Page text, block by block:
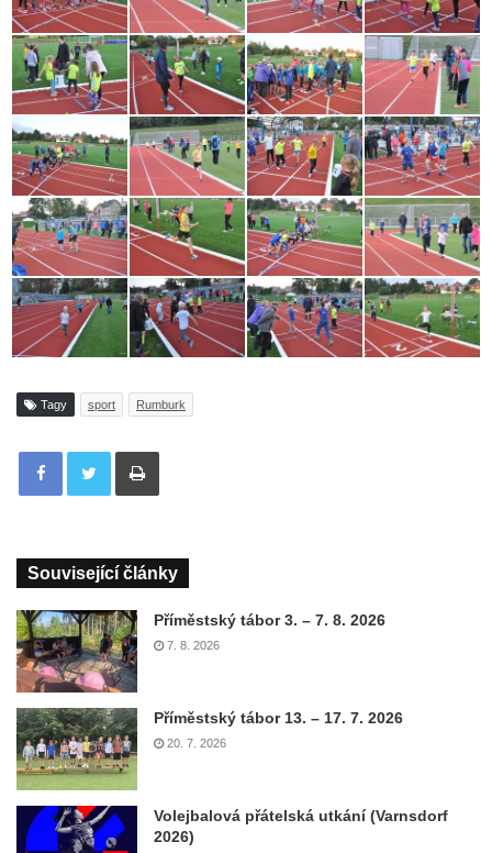
Tagy sport Rumburk
Tisknout
Související články
Příměstský tábor 3. – 7. 8. 2026
7. 8. 2026
Příměstský tábor 13. – 17. 7. 2026
20. 7. 2026
Volejbalová přátelská utkání (Varnsdorf
2026)